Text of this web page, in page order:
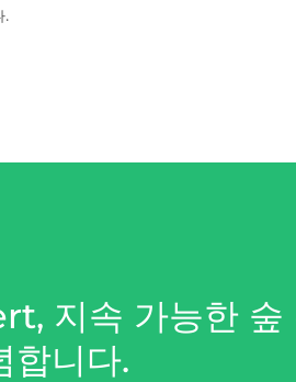
.
지속 가능한 숲
합니다.